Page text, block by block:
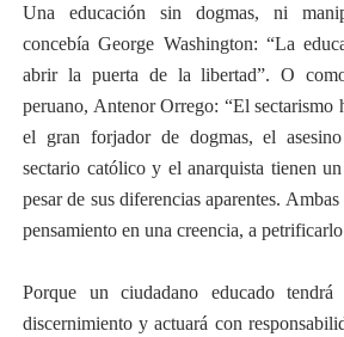
Una educación sin dogmas, ni
concebía George Washington: “La
abrir la puerta de la libertad”. O
peruano, Antenor Orrego: “El sectarismo
el gran forjador de dogmas, el
sectario católico y el anarquista tienen
pesar de sus diferencias aparentes.
pensamiento en una creencia, a
Porque un ciudadano educado
discernimiento y actuará con